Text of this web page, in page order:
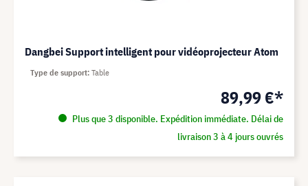
Dangbei Support intelligent pour vidéoprojecteur Atom
89,99 €*
Plus que 3 disponible. Expédition immédiate. Délai de
livraison 3 à 4 jours ouvrés
Type de support Table